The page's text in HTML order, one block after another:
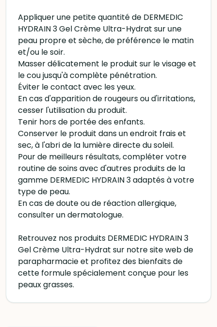
Appliquer une petite quantité de DERMEDIC
HYDRAIN 3 Gel Crème Ultra-Hydrat sur une
peau propre et sèche, de préférence le matin
et/ou le soir.
Masser délicatement le produit sur le visage et
le cou jusqu'à complète pénétration.
Éviter le contact avec les yeux.
En cas d'apparition de rougeurs ou d'irritations,
cesser l'utilisation du produit.
Tenir hors de portée des enfants.
Conserver le produit dans un endroit frais et
sec, à l'abri de la lumière directe du soleil.
Pour de meilleurs résultats, compléter votre
routine de soins avec d'autres produits de la
gamme DERMEDIC HYDRAIN 3 adaptés à votre
type de peau.
En cas de doute ou de réaction allergique,
consulter un dermatologue.
Retrouvez nos produits DERMEDIC HYDRAIN 3
Gel Crème Ultra-Hydrat sur notre site web de
parapharmacie et profitez des bienfaits de
cette formule spécialement conçue pour les
peaux grasses.